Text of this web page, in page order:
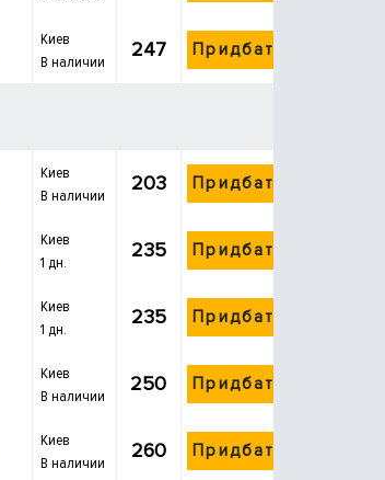
Киев
В наличии
247 Придбати
Киев
В наличии
203 Придбати
Киев
1 дн.
235 Придбати
Киев
1 дн.
235 Придбати
Киев
В наличии
250 Придбати
Киев
В наличии
260 Придбати